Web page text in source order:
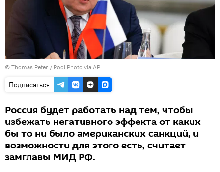
© Thomas Peter / Pool Photo via AP
Подписаться
Россия будет работать над тем, чтобы
избежать негативного эффекта от каких
бы то ни было американских санкций, и
возможности для этого есть, считает
замглавы МИД РФ.